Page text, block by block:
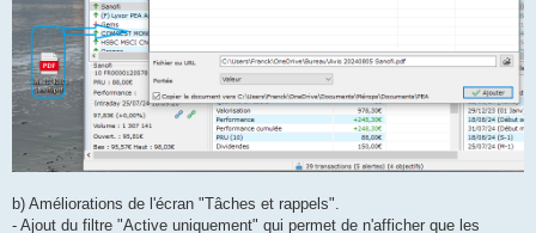
b) Améliorations de l'écran "Tâches et rappels".
- Ajout du filtre "Active uniquement" qui permet de n'afficher que les